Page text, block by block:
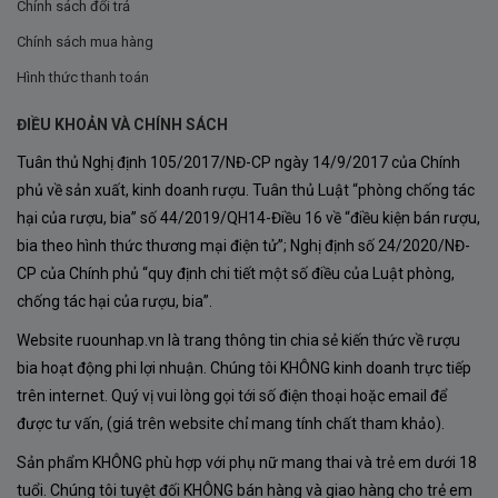
hương trái cây.
Paso Robles
nhất California với ngày nóng, đêm mát. Nho từ Paso
Robles mang đến chiều sâu, độ đậm đặc và tiềm năng
phát triển lâu dài cho rượu.
Sự kết hợp hài hòa của năm tiểu vùng đã tạo nên một
chai Cabernet Sauvignon mang đầy đủ đặc trưng của
Central Coast.
Giống nho Cabernet Sauvignon – Linh hồn
của chai Rượu Vang Smith & Hook Central
Coast Cabernet Sauvignon
làm hoàn toàn từ 100% Cabernet Sauvignon.
Chính sách đổi trả
Chính sách mua hàng
Hình thức thanh toán
ĐIỀU KHOẢN VÀ CHÍNH SÁCH
Tuân thủ Nghị định 105/2017/NĐ-CP ngày 14/9/2017 của Chính
phủ về sản xuất, kinh doanh rượu. Tuân thủ Luật “phòng chống tác
hại của rượu, bia” số 44/2019/QH14-Điều 16 về “điều kiện bán rượu,
bia theo hình thức thương mại điện tử”; Nghị định số 24/2020/NĐ-
CP của Chính phủ “quy định chi tiết một số điều của Luật phòng,
chống tác hại của rượu, bia”.
Website ruounhap.vn là trang thông tin chia sẻ kiến thức về rượu
bia hoạt động phi lợi nhuận. Chúng tôi KHÔNG kinh doanh trực tiếp
trên internet. Quý vị vui lòng gọi tới số điện thoại hoặc email để
được tư vấn, (giá trên website chỉ mang tính chất tham khảo).
Sản phẩm KHÔNG phù hợp với phụ nữ mang thai và trẻ em dưới 18
tuổi. Chúng tôi tuyệt đối KHÔNG bán hàng và giao hàng cho trẻ em